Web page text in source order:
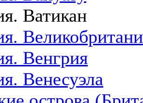
Ватикан
Венгрия
Венесуэла